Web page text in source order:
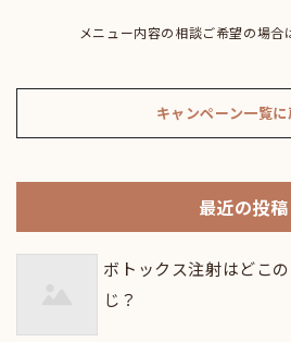
メニュー内容の相談ご希望の場合
キャンペーン一覧
最近の投稿
ボトックス注射はどこ
じ？